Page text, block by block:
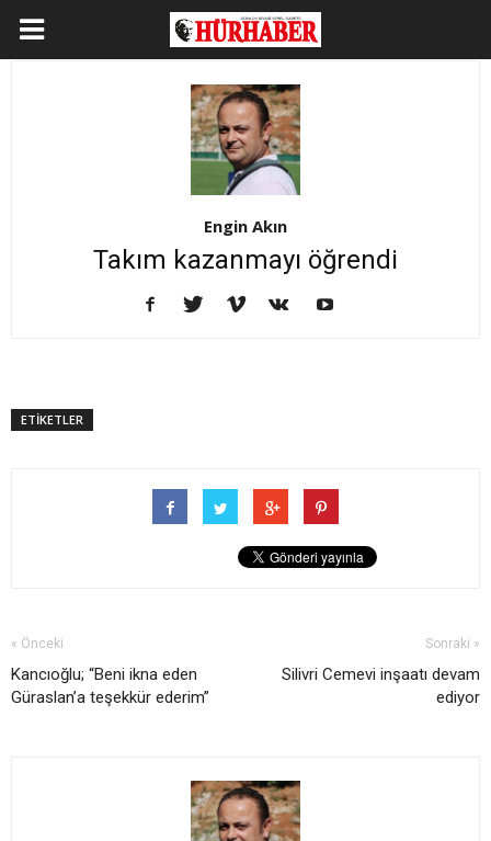
Engin Akın
Takım kazanmayı öğrendi
ETİKETLER
« Önceki
Kancıoğlu; “Beni ikna eden
Güraslan’a teşekkür ederim”
Sonraki »
Silivri Cemevi inşaatı devam
ediyor